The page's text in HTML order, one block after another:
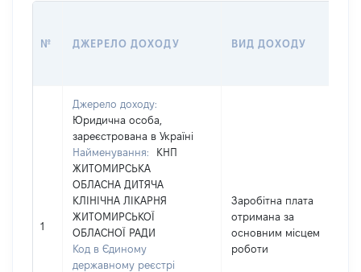
№ ДЖЕРЕЛО ДОХОДУ ВИД ДОХОДУ
1
Джерело доходу:
Юридична особа,
зареєстрована в Україні
Найменування:
КНП
ЖИТОМИРСЬКА
ОБЛАСНА ДИТЯЧА
КЛІНІЧНА ЛІКАРНЯ
ЖИТОМИРСЬКОЇ
ОБЛАСНОЇ РАДИ
Код в Єдиному
державному реєстрі
Заробітна плата
отримана за
основним місцем
роботи